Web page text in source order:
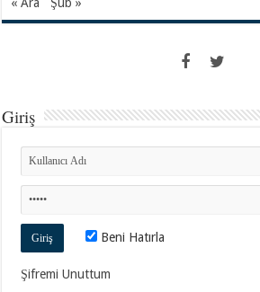
Giriş
Beni Hatırla
Şifremi Unuttum